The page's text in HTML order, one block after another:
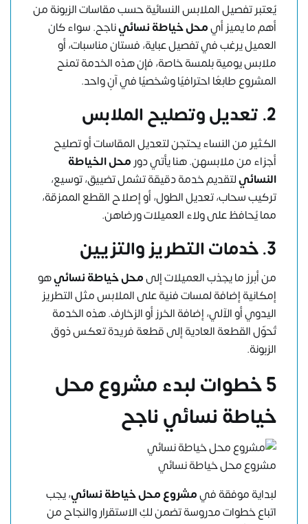
يُعتبر تفصيل الملابس النسائية حسب مقاسات الزبونة من
أهم ما يميز أيمحل خياطة نسائيناجح. سواء كان
العميل يرغب في تفصيل عباية، فستان مناسبات، أو
ملابس يومية بلمسة خاصة، فإن هذه الخدمة تمنح
المشروع طابعًا احترافيًا وشخصيًا في آنٍ واحد.
2. تعديل وتصليح الملابس
الكثير من النساء يحتجن لتعديل المقاسات أو تصليح
أجزاء من ملابسهن. هنا يأتي دورمحلالخياطة
النسائيلتقديم خدمة دقيقة تشمل تضييق، توسيع،
تركيب سحاب، تعديل الطول، أو إصلاح القطع الممزقة،
مما يُحافظ على ولاء العميلات ورضاهن.
3. خدمات التطريز والتزيين
من أبرز ما يجذب العميلات إلىمحل خياطة نسائيهو
إمكانية إضافة لمسات فنية على الملابس مثل التطريز
اليدوي أو الآلي، إضافة الخرز أو الزخارف. هذه الخدمة
تُحوّل القطعة العادية إلى قطعة فريدة تعكس ذوق
الزبونة.
5 خطوات لبدء مشروع محل
خياطة نسائي ناجح
مشروع محل خياطة نسائي
لبداية موفقة فيمشروع محل خياطة نسائي، يجب
اتباع خطوات مدروسة تضمن لكِ الاستقرار والنجاح من